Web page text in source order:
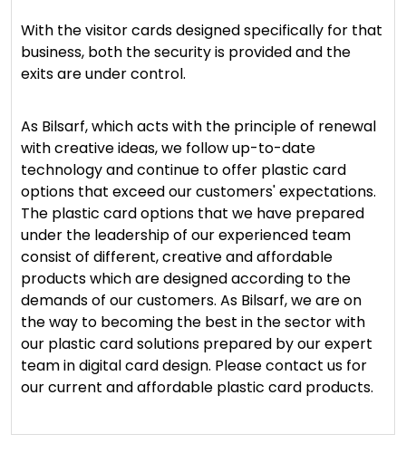
With the visitor cards designed specifically for that
business, both the security is provided and the
exits are under control.
As Bilsarf, which acts with the principle of renewal
with creative ideas, we follow up-to-date
technology and continue to offer plastic card
options that exceed our customers' expectations.
The plastic card options that we have prepared
under the leadership of our experienced team
consist of different, creative and affordable
products which are designed according to the
demands of our customers. As Bilsarf, we are on
the way to becoming the best in the sector with
our plastic card solutions prepared by our expert
team in digital card design. Please contact us for
our current and affordable plastic card products.